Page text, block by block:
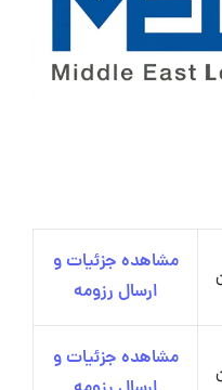
مشاهده جزئیات و
ارسال رزومه
مشاهده جزئیات و